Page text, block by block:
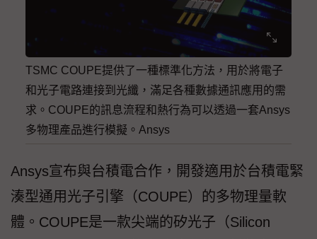
TSMC COUPE提供了一種標準化方法，用於將電子
和光子電路連接到光纖，滿足各種數據通訊應用的需
求。COUPE的訊息流程和熱行為可以透過一套Ansys
多物理產品進行模擬。Ansys
Ansys宣布與台積電合作，開發適用於台積電緊
湊型通用光子引擎（COUPE）的多物理量軟
體。COUPE是一款尖端的矽光子（Silicon